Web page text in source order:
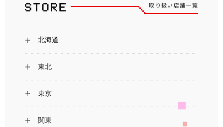
取り扱い店舗一覧
北海道
東北
東京
関東